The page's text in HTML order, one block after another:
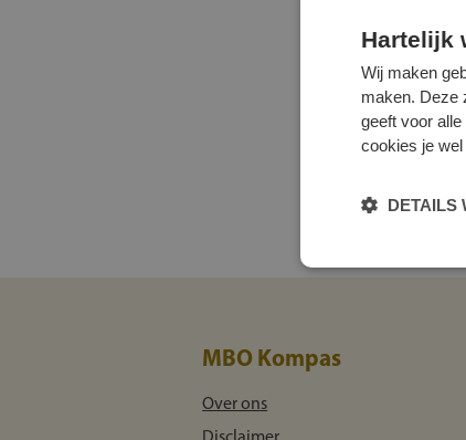
MBO Kompas
Over ons
Hartelijk
Wij maken
maken. Deze
geeft voor
cookies je
DETAILS